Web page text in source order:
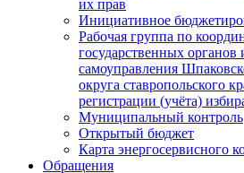
их прав
Инициативное
Рабочая группа по
государственных органов
самоуправления
округа ставропольского
регистрации (учёта)
Муниципальный контроль
Открытый бюджет
Карта энергосервисного
Обращения